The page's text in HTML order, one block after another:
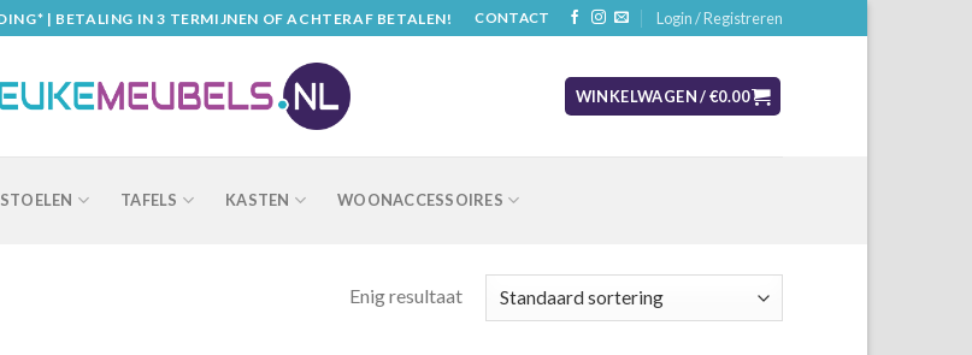
| BETALING IN 3 TERMIJNEN OF ACHTERAF BETALEN! CONTACT Login / Registreren
WINKELWAGEN /€0.00
STOELEN TAFELS KASTEN WOONACCESSOIRES
Enig resultaat